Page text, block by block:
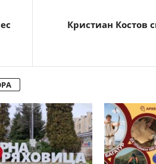
Кристиан Костов